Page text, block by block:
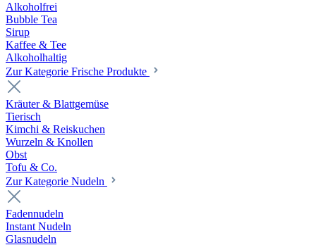
Alkoholfrei
Bubble Tea
Sirup
Kaffee & Tee
Alkoholhaltig
Zur Kategorie Frische Produkte
Kräuter & Blattgemüse
Tierisch
Kimchi & Reiskuchen
Wurzeln & Knollen
Obst
Tofu & Co.
Zur Kategorie Nudeln
Fadennudeln
Instant Nudeln
Glasnudeln